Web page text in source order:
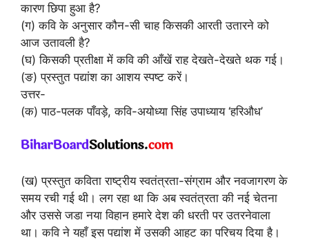
कारण छिपा हुआ है?
(ग) कवि के अनुसार कौन-सी चाह किसकी आरती उतारने को
आज उतावली है?
(घ) किसकी प्रतीक्षा में कवि की आँखें राह देखते-देखते थक गई।
(ङ) प्रस्तुत पद्यांश का आशय स्पष्ट करें।
उत्तर-
(क) पाठ-पलक पाँवड़े, कवि-अयोध्या सिंह उपाध्याय ‘हरिऔध’
(ख) प्रस्तुत कविता राष्ट्रीय स्वतंत्रता-संग्राम और नवजागरण के
समय रची गई थी। लग रहा था कि अब स्वतंत्रता की नई चेतना
और उससे जडा नया विहान हमारे देश की धरती पर उतरनेवाला
था। कवि ने यहाँ इस पद्यांश में उसकी आहट का परिचय दिया है।